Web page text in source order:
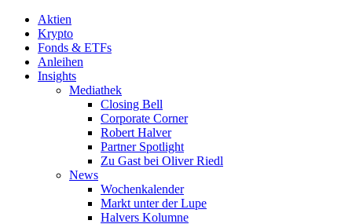
Aktien
Krypto
Fonds & ETFs
Anleihen
Insights
Mediathek
Closing Bell
Corporate Corner
Robert Halver
Partner Spotlight
Zu Gast bei Oliver Riedl
News
Wochenkalender
Markt unter der Lupe
Halvers Kolumne